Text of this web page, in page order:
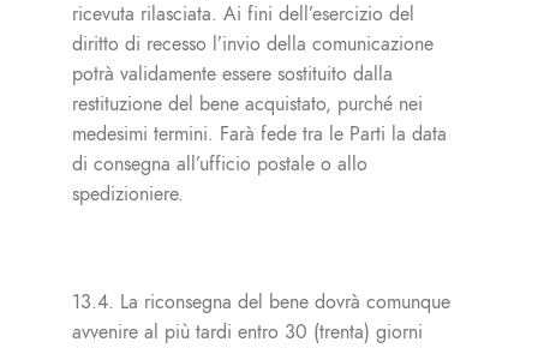
ricevuta rilasciata. Ai fini dell’esercizio del
diritto di recesso l’invio della comunicazione
potrà validamente essere sostituito dalla
restituzione del bene acquistato, purché nei
medesimi termini. Farà fede tra le Parti la data
di consegna all’ufficio postale o allo
spedizioniere.
13.4. La riconsegna del bene dovrà comunque
avvenire al più tardi entro 30 (trenta) giorni